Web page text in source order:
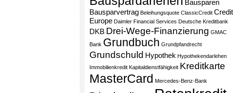
Bausparen
Bausparvertrag Beleihungsquote ClassicCredit Credit
Europe Daimler Financial Services Deutsche Kreditbank
DKB Drei-Wege-Finanzierung GMAC
Bank Grundbuch Grundpfandrecht
Grundschuld Hypothek Hypothekendarlehen
Immobilienkredit Kapitaldienstfähigkeit Kreditkarte
MasterCard Mercedes-Benz-Bank